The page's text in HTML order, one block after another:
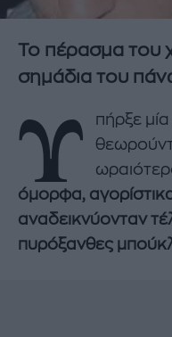
Το πέρασμα του
σημάδια του
Υ
πήρξε
όμορφα,
αναδεικνύονταν
πυρόξανθες